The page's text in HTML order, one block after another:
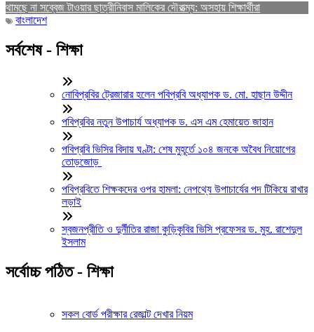
থামছে না সব্বেজ টাওয়ার ছাত্রীনিবাস মালিকের দৌরাত্ম্য: অসহায় শিক্ষার্থীরা
বাংলাদেশ
সর্বশেষ - শিক্ষা
নোবিপ্রবির ট্রেজারার হলেন পবিপ্রবি অধ্যাপক ড. মো. হাছান উদ্দীন
পবিপ্রবির নতুন উপাচার্য অধ্যাপক ড. এস এম হেমায়েত জাহান
পবিপ্রবি ভিসির বিদায় ঘণ্টা: শেষ মুহূর্তে ১০৪ জনকে অবৈধ নিয়োগের
তোড়জোড়
পবিপ্রবিতে শিক্ষকদের ওপর হামলা: নেপথ্যে উপাচার্যের পদ টিকিয়ে রাখার
লড়াই
স্বজনপ্রীতি ও দুর্নীতির রাজা কুড়িকৃবির ভিসি প্রফেসর ড. মুহ. রাশেদুল
ইসলাম
সর্বোচ্চ পঠিত - শিক্ষা
সকল বোর্ড পরীক্ষার রেজাল্ট দেখার নিয়ম